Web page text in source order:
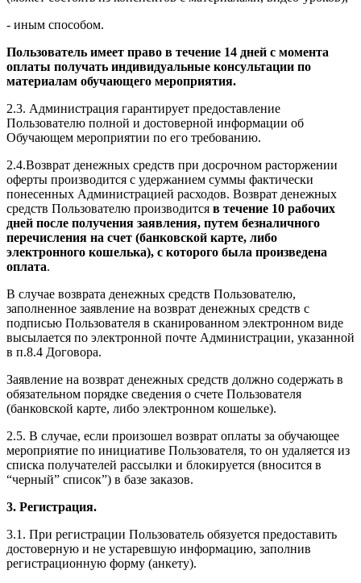
- иным способом.
Пользователь имеет право в течение 14 дней с момента
оплаты получать индивидуальные консультации по
материалам обучающего мероприятия.
2.3. Администрация гарантирует предоставление
Пользователю полной и достоверной информации об
Обучающем мероприятии по его требованию.
2.4.Возврат денежных средств при досрочном расторжении
оферты производится с удержанием суммы фактически
понесенных Администрацией расходов. Возврат денежных
средств Пользователю производится в течение 10 рабочих
дней после получения заявления, путем безналичного
перечисления на счет (банковской карте, либо
электронного кошелька), с которого была произведена
оплата.
В случае возврата денежных средств Пользователю,
заполненное заявление на возврат денежных средств с
подписью Пользователя в сканированном электронном виде
высылается по электронной почте Администрации, указанной
в п.8.4 Договора.
Заявление на возврат денежных средств должно содержать в
обязательном порядке сведения о счете Пользователя
(банковской карте, либо электронном кошельке).
2.5. В случае, если произошел возврат оплаты за обучающее
мероприятие по инициативе Пользователя, то он удаляется из
списка получателей рассылки и блокируется (вносится в
“черный” список”) в базе заказов.
3. Регистрация.
3.1. При регистрации Пользователь обязуется предоставить
достоверную и не устаревшую информацию, заполнив
регистрационную форму (анкету).